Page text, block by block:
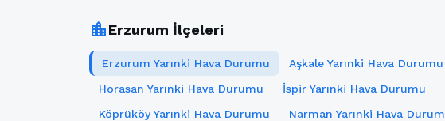
location_cityErzurum İlçeleri
Erzurum Yarınki Hava Durumu Aşkale Yarınki Hava Durumu
Horasan Yarınki Hava Durumu
İspir Yarınki Hava Durumu
Köprüköy Yarınki Hava Durumu
Narman Yarınki Hava